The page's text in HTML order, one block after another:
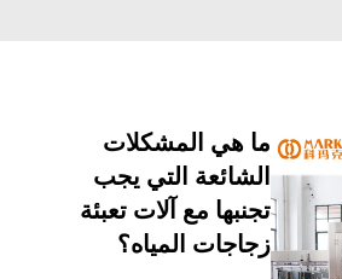
ما هي المشكلات
الشائعة التي يجب
تجنبها مع آلات تعبئة
زجاجات المياه؟